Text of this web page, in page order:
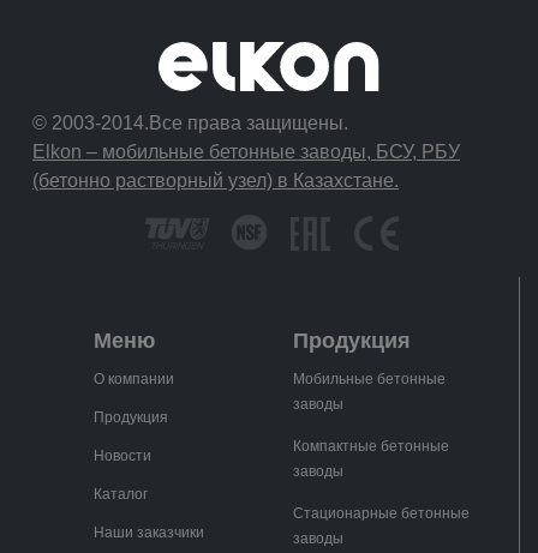
© 2003-2014.Все права защищены.
Elkon – мобильные бетонные заводы, БСУ, РБУ
(бетонно растворный узел) в Казахстане.
Меню
О компании
Продукция
Новости
Каталог
Наши заказчики
Продукция
Мобильные бетонные
заводы
Компактные бетонные
заводы
Стационарные бетонные
заводы